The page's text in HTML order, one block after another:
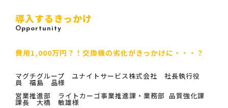
導入するきっかけ
Opportunity
費用1,000万円？！交換機の劣化がきっかけに・・・？
マグチグループ ユナイトサービス株式会社 社長執行役
員 福島 晶様
営業推進部 ライトカーゴ事業推進課・業務部 品質強化課
課長 大橋 敏雄様